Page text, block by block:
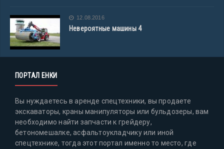
12.08.2016
Невероятные машины 4
ПОРТАЛ ЕНКИ
Вы нуждаетесь в аренде спецтехники, вы продаете
экскаваторы, краны манипуляторы или бульдозеры, вам
необходимо найти запчасти к грейдеру,
бетономешалке, асфальтоукладчику или иной
спецтехнике, тогда этот портал именно то место, где